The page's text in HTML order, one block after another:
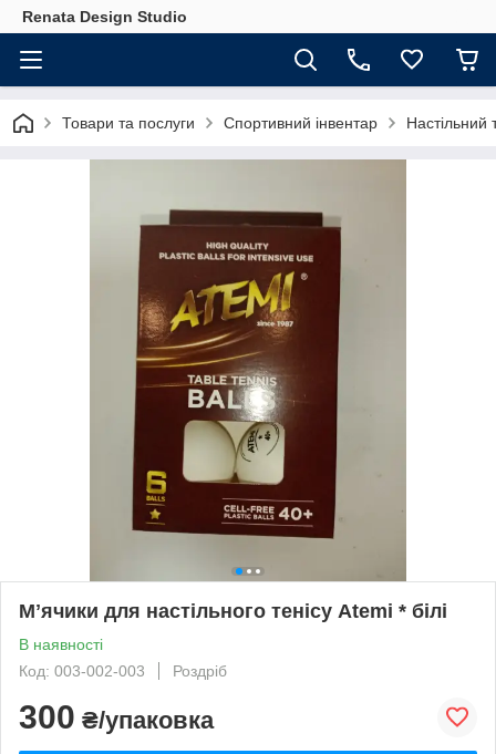
Renata Design Studio
Товари та послуги Спортивний інвентар Настільний
Мʼячики для настільного тенісу Atemi * білі
В наявності
Код: 003-002-003
Роздріб
300 ₴/упаковка